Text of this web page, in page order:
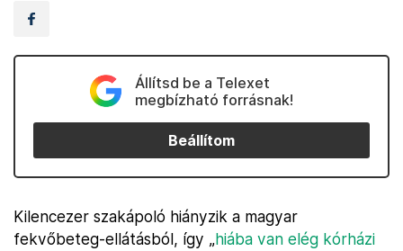
Állítsd be a Telexet
megbízható forrásnak!
Beállítom
Kilencezer szakápoló hiányzik a magyar
fekvőbeteg-ellátásból, így „hiába van elég kórházi